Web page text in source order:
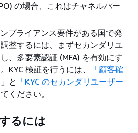
の場合、これはチャネルパー
プライアンス要件がある国で発
整するには、まずセカンダリユ
、多要素認証 (MFA) を有効にす
KYC 検証を行うには、
「顧客確
」と 「KYC のセカンダリユーザー
ください。
るには